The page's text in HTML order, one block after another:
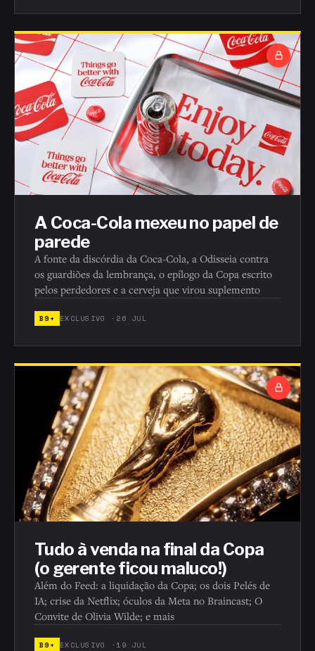
A Coca-Cola mexeu no papel de
parede
A fonte da discórdia da Coca-Cola, a Odisseia contra
os guardiões da lembrança, o epílogo da Copa escrito
pelos perdedores e a cerveja que virou suplemento
B9+ EXCLUSIVO · 26 JUL
Tudo à venda na final da Copa
(o gerente ficou maluco!)
Além do Feed: a liquidação da Copa; os dois Pelés de
IA; crise da Netflix; óculos da Meta no Braincast; O
Convite de Olivia Wilde; e mais
B9+ EXCLUSIVO · 19 JUL